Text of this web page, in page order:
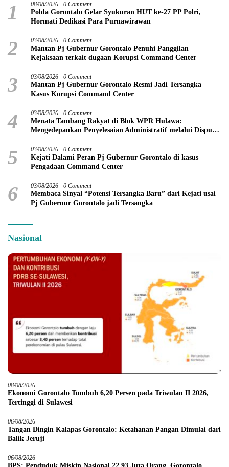
1 08/08/2026 0 Comment
Polda Gorontalo Gelar Syukuran HUT ke-27 PP Polri,
Hormati Dedikasi Para Purnawirawan
2 03/08/2026 0 Comment
Mantan Pj Gubernur Gorontalo Penuhi Panggilan
Kejaksaan terkait dugaan Korupsi Command Center
3 03/08/2026 0 Comment
Mantan Pj Gubernur Gorontalo Resmi Jadi Tersangka
Kasus Korupsi Command Center
4 03/08/2026 0 Comment
Menata Tambang Rakyat di Blok WPR Hulawa:
Mengedepankan Penyelesaian Administratif melalui Dispute
5 03/08/2026 0 Comment
Kejati Dalami Peran Pj Gubernur Gorontalo di kasus
Pengadaan Command Center
6 03/08/2026 0 Comment
Membaca Sinyal “Potensi Tersangka Baru” dari Kejati usai
Pj Gubernur Gorontalo jadi Tersangka
Nasional
08/08/2026
Ekonomi Gorontalo Tumbuh 6,20 Persen pada Triwulan II 2026,
Tertinggi di Sulawesi
06/08/2026
Tangan Dingin Kalapas Gorontalo: Ketahanan Pangan Dimulai dari
Balik Jeruji
06/08/2026
BPS: Penduduk Miskin Nasional 22,93 Juta Orang, Gorontalo